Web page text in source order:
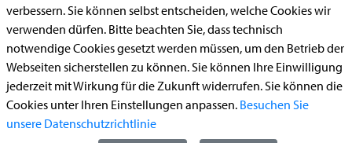
Aufenthaltserlaubnis
Bauantrag
Begleitetes Fahren ab 17 (Erstantrag)
Führerschein (Umtausch)
Reiterplakette (Verlängerungsantrag online)
Ummeldung zugelassenes Fahrzeug
verbessern. Sie können selbst entscheiden, welche Cookies wir
verwenden dürfen. Bitte beachten Sie, dass technisch
notwendige Cookies gesetzt werden müssen, um den Betrieb der
Webseiten sicherstellen zu können. Sie können Ihre Einwilligung
jederzeit mit Wirkung für die Zukunft widerrufen. Sie können die
Cookies unter Ihren Einstellungen anpassen. Besuchen Sie
unsere Datenschutzrichtlinie